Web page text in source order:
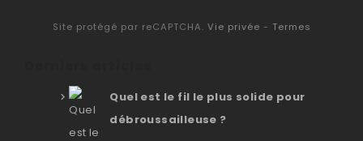
Site protégé par reCAPTCHA. Vie privée - Termes
Quel est le fil le plus solide pour
débroussailleuse ?